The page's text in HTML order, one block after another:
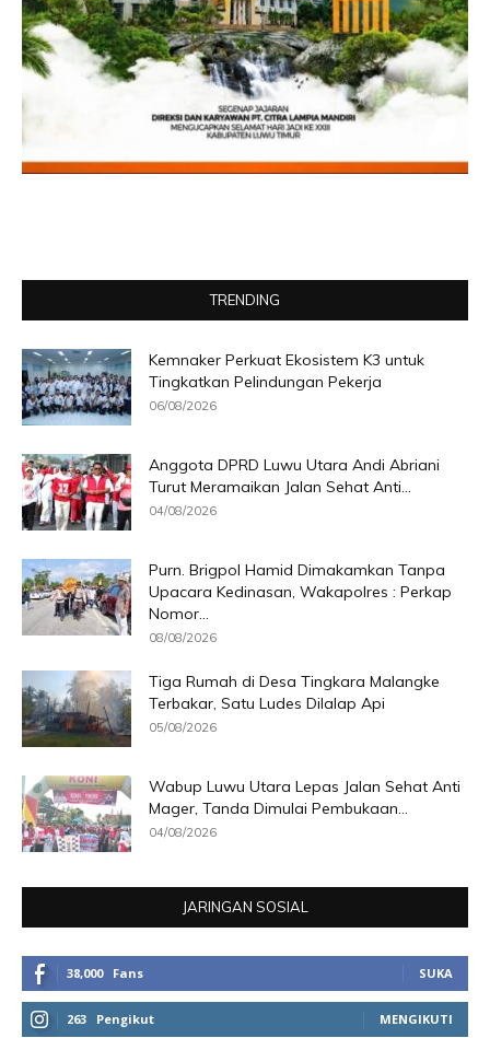
TRENDING
Kemnaker Perkuat Ekosistem K3 untuk
Tingkatkan Pelindungan Pekerja
06/08/2026
Anggota DPRD Luwu Utara Andi Abriani
Turut Meramaikan Jalan Sehat Anti...
04/08/2026
Purn. Brigpol Hamid Dimakamkan Tanpa
Upacara Kedinasan, Wakapolres : Perkap
Nomor...
08/08/2026
Tiga Rumah di Desa Tingkara Malangke
Terbakar, Satu Ludes Dilalap Api
05/08/2026
Wabup Luwu Utara Lepas Jalan Sehat Anti
Mager, Tanda Dimulai Pembukaan...
04/08/2026
JARINGAN SOSIAL
38,000 Fans SUKA
263 Pengikut MENGIKUTI